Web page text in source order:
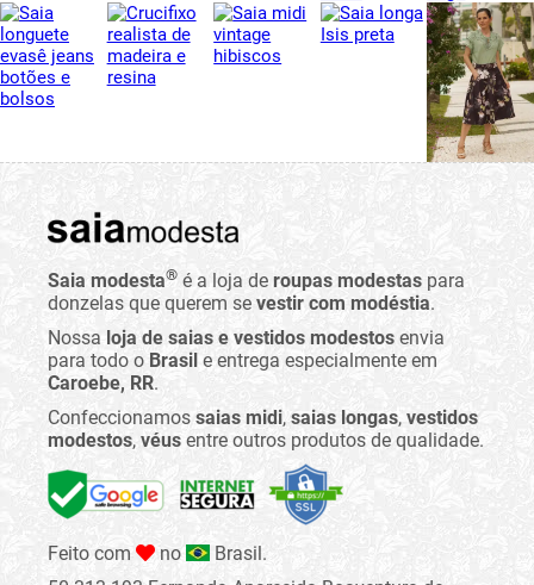
Saia modesta® é a loja de roupas modestas para
donzelas que querem se vestir com modéstia.
Nossa loja de saias e vestidos modestos envia
para todo o Brasil e entrega especialmente em
Caroebe, RR.
Confeccionamos saias midi, saias longas, vestidos
modestos, véus entre outros produtos de qualidade.
Feito com no
Brasil.